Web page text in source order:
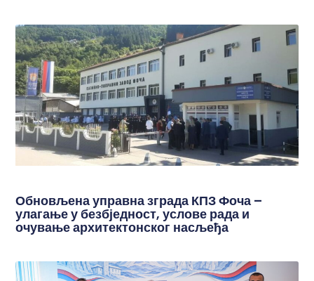
Обновљена управна зграда КПЗ Фоча –
улагање у безбједност, услове рада и
очување архитектонског насљеђа